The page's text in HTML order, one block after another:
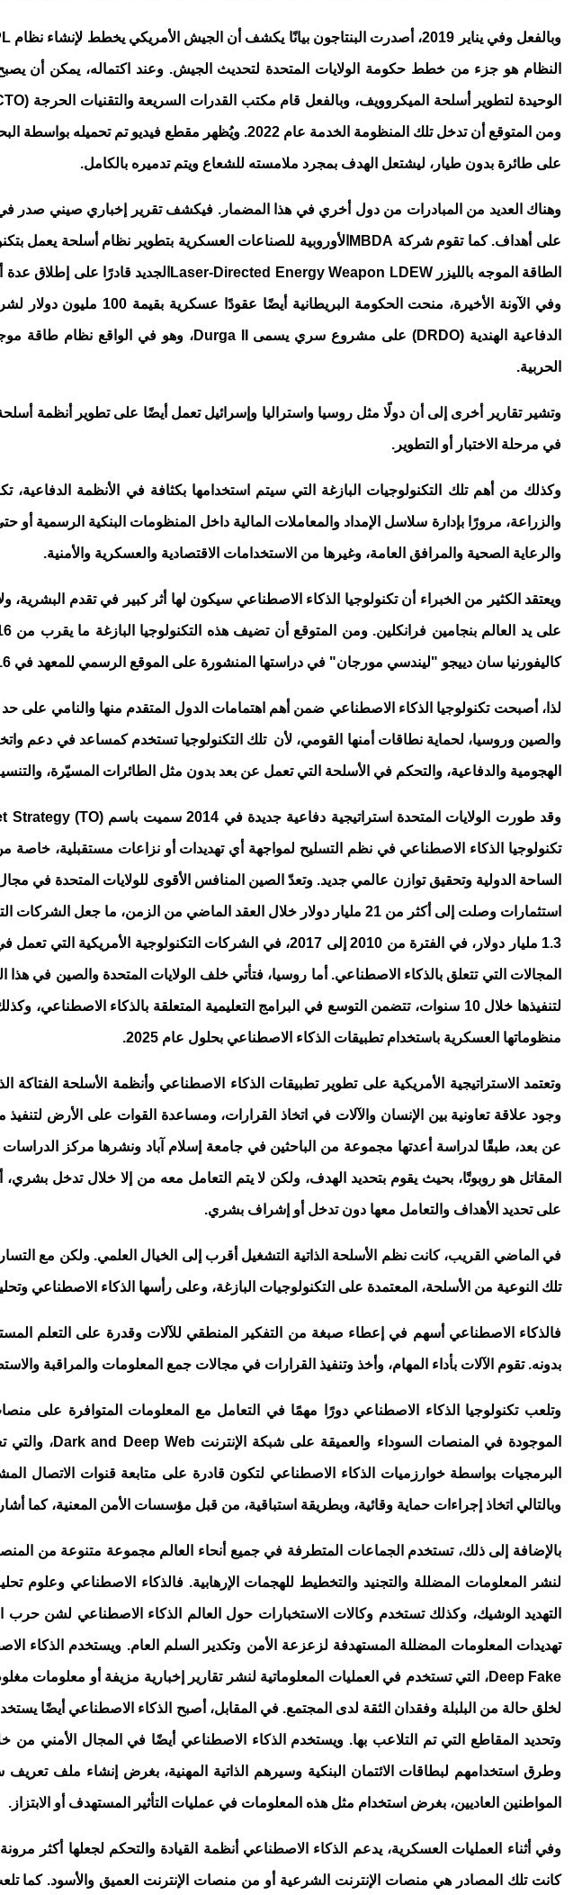
وبالفعل وفي يناير 2019، أصدرت البنتاجون بيانًا يكشف أن الجيش الأمريكي يخطط لإنشاء نظام
النظام هو جزء من خطط حكومة الولايات المتحدة لتحديث الجيش. وعند اكتماله، يمكن أن
الوحيدة لتطوير أسلحة الميكروويف، وبالفعل قام مكتب القدرات السريعة والتقنيات الحرجة (
على طائرة بدون طيار، ليشتعل الهدف بمجرد ملامسته للشعاع ويتم تدميره بالكامل.
على أهداف. كما تقوم شركة MBDA الأوروبية للصناعات العسكرية بتطوير نظام أسلحة يعمل
الطاقة الموجه بالليزرLaser-Directed Energy Weapon LDEW الجديد قادرًا على إطلاق
وفي الآونة الأخيرة، منحت الحكومة البريطانية أيضًا عقودًا عسكرية بقيمة 100 مليون دولار لشركات مثل
الدفاعية الهندية (DRDO) على مشروع سري يسمى Durga II
الحربية.
وتشير تقارير أخرى إلى أن دولًا مثل روسيا واستراليا وإسرائيل تعمل أيضًا على تطوير أنظمة
في مرحلة الاختبار أو التطوير.
وكذلك من أهم تلك التكنولوجيات البازغة التي سيتم استخدامها بكثافة في الأنظمة
والزراعة، مرورًا بإدارة سلاسل الإمداد والمعاملات المالية داخل المنظومات البنكية الرسمية
والرعاية الصحية والمرافق العامة، وغيرها من الاستخدامات الاقتصادية والعسكرية والأمنية.
ويعتقد الكثير من الخبراء أن تكنولوجيا الذكاء الاصطناعي سيكون لها أثر كبير في تقدم
كاليفورنيا سان دييجو "ليندسي مورجان" في دراستها المنشورة على الموقع الرسمي للمعهد في 16 أبريل 2021.
لذا، أصبحت تكنولوجيا الذكاء الاصطناعي ضمن أهم اهتمامات الدول المتقدم منها والنامي على
والصين وروسيا، لحماية نطاقات أمنها القومي، لأن تلك التكنولوجيا تستخدم كمساعد في دعم
الهجومية والدفاعية، والتحكم في الأسلحة التي تعمل عن بعد بدون مثل الطائرات المسيّرة،
وقد طورت الولايات المتحدة استراتيجية دفاعية جديدة في 2014 سميت باسم Strategy (TO)
تكنولوجيا الذكاء الاصطناعي في نظم التسليح لمواجهة أي تهديدات أو نزاعات مستقبلية، خاصة
الساحة الدولية وتحقيق توازن عالمي جديد. وتعدّ الصين المنافس الأقوى للولايات المتحدة في
استثمارات وصلت إلى أكثر من 21 مليار دولار خلال العقد الماضي من
1.3 مليار دولار، في الفترة من 2010 إلى 2017، في الشركات
المجالات التي تتعلق بالذكاء الاصطناعي. أما روسيا، فتأتي خلف الولايات المتحدة والصين في
منظوماتها العسكرية باستخدام تطبيقات الذكاء الاصطناعي بحلول عام 2025.
وتعتمد الاستراتيجية الأمريكية على تطوير تطبيقات الذكاء الاصطناعي وأنظمة الأسلحة الفتاكة
وجود علاقة تعاونية بين الإنسان والآلات في اتخاذ القرارات، ومساعدة القوات على الأرض لتنفيذ
المقاتل هو روبوتًا، بحيث يقوم بتحديد الهدف، ولكن لا يتم التعامل معه من إلا خلال تدخل
على تحديد الأهداف والتعامل معها دون تدخل أو إشراف بشري.
في الماضي القريب، كانت نظم الأسلحة الذاتية التشغيل أقرب إلى الخيال العلمي. ولكن مع
تلك النوعية من الأسلحة، المعتمدة على التكنولوجيات البازغة، وعلى رأسها الذكاء الاصطناعي
فالذكاء الاصطناعي أسهم في إعطاء صبغة من التفكير المنطقي للآلات وقدرة على التعلم
بدونه. تقوم الآلات بأداء المهام، وأخذ وتنفيذ القرارات في مجالات جمع المعلومات والمراقبة
وتلعب تكنولوجيا الذكاء الاصطناعي دورًا مهمًا في التعامل مع المعلومات المتوافرة على
الموجودة في المنصات السوداء والعميقة على شبكة الإنترنتDark and Deep Web، والتي
البرمجيات بواسطة خوارزميات الذكاء الاصطناعي لتكون قادرة على متابعة قنوات الاتصال
وبالتالي اتخاذ إجراءات حماية وقائية، وبطريقة استباقية، من قبل مؤسسات الأمن المعنية، كما
بالإضافة إلى ذلك، تستخدم الجماعات المتطرفة في جميع أنحاء العالم مجموعة متنوعة من
لنشر المعلومات المضللة والتجنيد والتخطيط للهجمات الإرهابية. فالذكاء الاصطناعي وعلوم
التهديد الوشيك، وكذلك تستخدم وكالات الاستخبارات حول العالم الذكاء الاصطناعي لشن
تهديدات المعلومات المضللة المستهدفة لزعزعة الأمن وتكدير السلم العام. ويستخدم الذكاء
Deep Fake، التي تستخدم في العمليات المعلوماتية لنشر تقارير إخبارية مزيفة أو
لخلق حالة من البلبلة وفقدان الثقة لدى المجتمع. في المقابل، أصبح الذكاء الاصطناعي أيضًا
وتحديد المقاطع التي تم التلاعب بها. ويستخدم الذكاء الاصطناعي أيضًا في المجال الأمني
وطرق استخدامهم لبطاقات الائتمان البنكية وسيرهم الذاتية المهنية، بغرض إنشاء ملف
المواطنين العاديين، بغرض استخدام مثل هذه المعلومات في عمليات التأثير المستهدف أو الابتزاز.
وفي أثناء العمليات العسكرية، يدعم الذكاء الاصطناعي أنظمة القيادة والتحكم لجعلها أكثر
كانت تلك المصادر هي منصات الإنترنت الشرعية أو من منصات الإنترنت العميق والأسود. كما